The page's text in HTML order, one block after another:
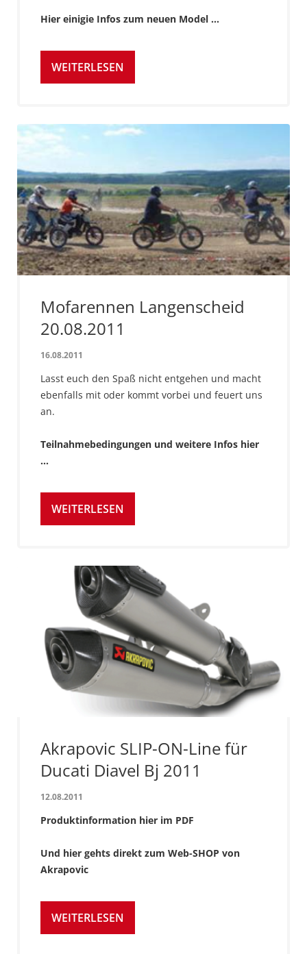
Hier einigie Infos zum neuen Model ...
WEITERLESEN
Mofarennen Langenscheid
20.08.2011
16.08.2011
Lasst euch den Spaß nicht entgehen und macht
ebenfalls mit oder kommt vorbei und feuert uns
an.
Teilnahmebedingungen und weitere Infos hier
...
WEITERLESEN
Akrapovic SLIP-ON-Line für
Ducati Diavel Bj 2011
12.08.2011
Produktinformation hier im PDF
Und hier gehts direkt zum Web-SHOP von
Akrapovic
WEITERLESEN